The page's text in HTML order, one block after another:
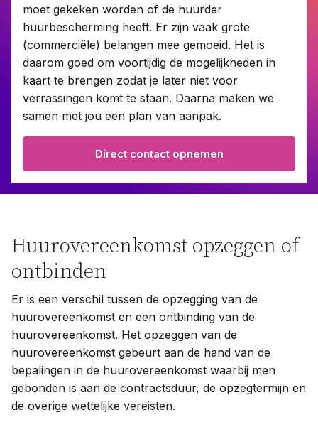
moet gekeken worden of de huurder
huurbescherming heeft. Er zijn vaak grote
(commerciële) belangen mee gemoeid. Het is
daarom goed om voortijdig de mogelijkheden in
kaart te brengen zodat je later niet voor
verrassingen komt te staan. Daarna maken we
samen met jou een plan van aanpak.
Direct contact opnemen
Huurovereenkomst opzeggen of
ontbinden
Er is een verschil tussen de opzegging van de
huurovereenkomst en een ontbinding van de
huurovereenkomst. Het opzeggen van de
huurovereenkomst gebeurt aan de hand van de
bepalingen in de huurovereenkomst waarbij men
gebonden is aan de contractsduur, de opzegtermijn en
de overige wettelijke vereisten.